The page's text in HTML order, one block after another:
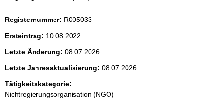
t
e
n
i
Registernummer: R005033
Ersteintrag: 10.08.2022
Letzte Änderung: 08.07.2026
Letzte Jahresaktualisierung: 08.07.2026
Tätigkeitskategorie:
Nichtregierungsorganisation (NGO)